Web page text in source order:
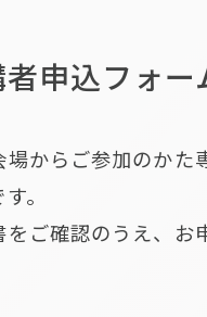
申込フォー
場からご参加のかた
。
をご確認のうえ、お